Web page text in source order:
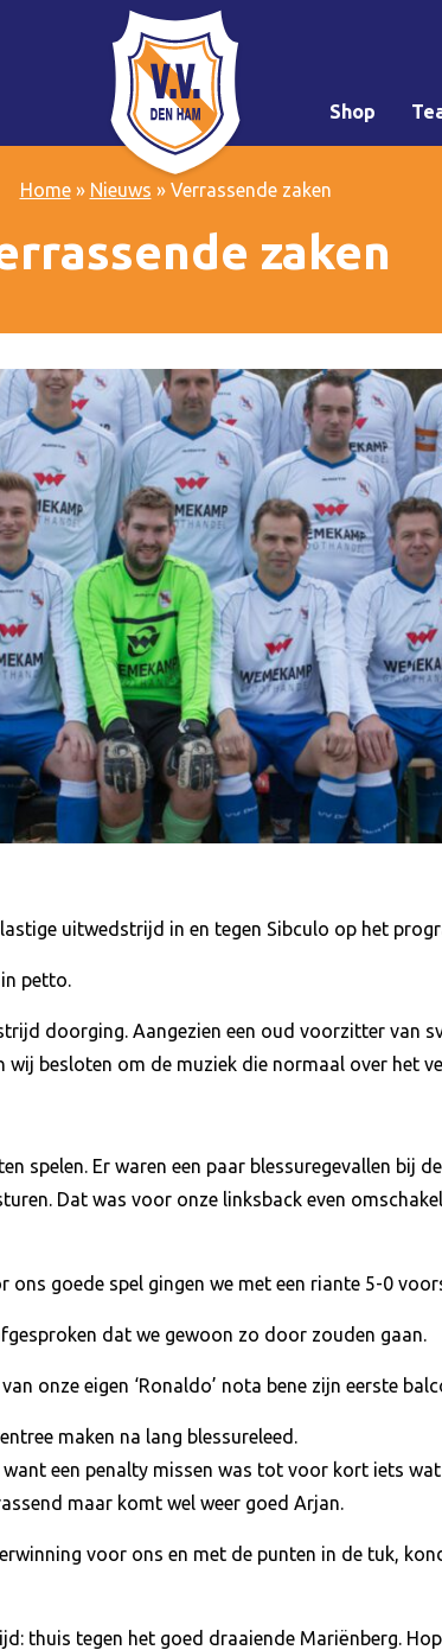
Shop
Home» Nieuws » Verrassende zaken
zaken
uitwedstrijd in en tegen Sibculo op het
petto.
doorging. Aangezien een oud voorzitter van
wij besloten om de muziek die normaal over het
spelen. Er waren een paar blessuregevallen bij
Dat was voor onze linksback even
ons goede spel gingen we met een riante 5-0
dat we gewoon zo door zouden gaan.
onze eigen ‘Ronaldo’ nota bene zijn eerste
maken na lang blessureleed.
een penalty missen was tot voor kort iets
maar komt wel weer goed Arjan.
voor ons en met de punten in de tuk,
thuis tegen het goed draaiende Mariënberg.